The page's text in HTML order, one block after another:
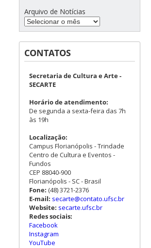
Arquivo de Notícias
CONTATOS
Secretaria de Cultura e Arte -
SECARTE
Horário de atendimento:
De segunda a sexta-feira das 7h
às 19h
Localização:
Campus Florianópolis - Trindade
Centro de Cultura e Eventos -
Fundos
CEP 88040-900
Florianópolis - SC - Brasil
Fone: (48) 3721-2376
E-mail: secarte@contato.ufsc.br
Website: secarte.ufsc.br
Redes sociais:
Facebook
Instagram
YouTube